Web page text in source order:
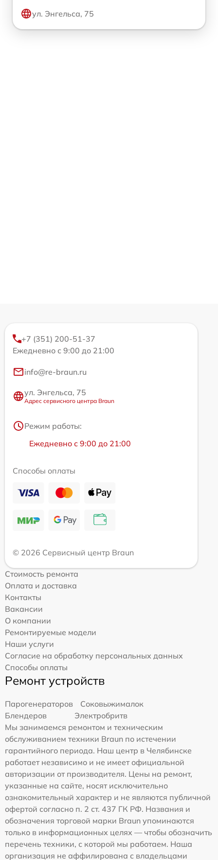
ул. Энгельса, 75
+7 (351) 200-51-37
Ежедневно с 9:00 до 21:00
info@re-braun.ru
ул. Энгельса, 75
Адрес сервисного центра Braun
Режим работы:
Ежедневно с 9:00 до 21:00
Способы оплаты
© 2026 Сервисный центр Braun
Стоимость ремонта
Оплата и доставка
Контакты
Вакансии
О компании
Ремонтируемые модели
Наши услуги
Согласие на обработку персональных данных
Способы оплаты
Ремонт устройств
Парогенераторов
Соковыжималок
Блендеров
Электробритв
Мы занимаемся ремонтом и техническим
обслуживанием техники Braun по истечении
гарантийного периода. Наш центр в Челябинске
работает независимо и не имеет официальной
авторизации от производителя. Цены на ремонт,
указанные на сайте, носят исключительно
ознакомительный характер и не являются публичной
офертой согласно п. 2 ст. 437 ГК РФ. Названия и
обозначения торговой марки Braun упоминаются
только в информационных целях — чтобы обозначить
перечень техники, с которой мы работаем. Наша
организация не аффилирована с владельцами